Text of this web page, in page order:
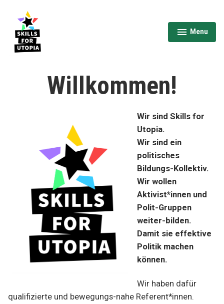
content
Menu
expanded
collapsed
Willkommen!
Wir sind Skills for
Utopia.
Wir sind ein
politisches
Bildungs-Kollektiv.
Wir wollen
Aktivist*innen und
Polit-Gruppen
weiter-bilden.
Damit sie effektive
Politik machen
können.
Wir haben dafür
qualifizierte und bewegungs-nahe Referent*innen.